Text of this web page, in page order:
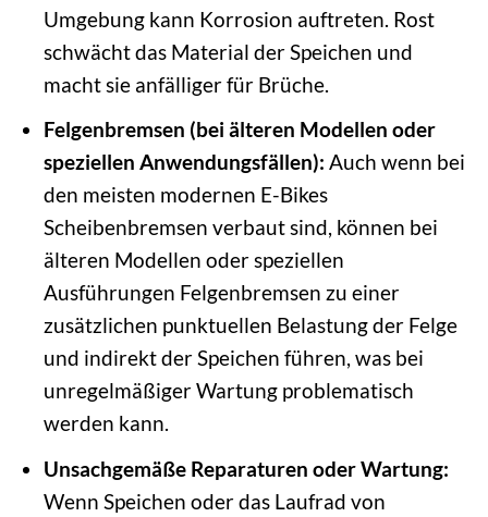
Umgebung kann Korrosion auftreten. Rost
schwächt das Material der Speichen und
macht sie anfälliger für Brüche.
Felgenbremsen (bei älteren Modellen oder
speziellen Anwendungsfällen): Auch wenn bei
den meisten modernen E-Bikes
Scheibenbremsen verbaut sind, können bei
älteren Modellen oder speziellen
Ausführungen Felgenbremsen zu einer
zusätzlichen punktuellen Belastung der Felge
und indirekt der Speichen führen, was bei
unregelmäßiger Wartung problematisch
werden kann.
Unsachgemäße Reparaturen oder Wartung:
Wenn Speichen oder das Laufrad von